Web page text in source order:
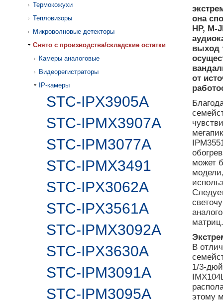
Термокожухи
Тепловизоры
Микроволновые детекторы
Cнято с производства/складские остатки
Камеры аналоговые
Видеорегистраторы
IP-камеры
STC-IPX3905A
STC-IPMX3907A
STC-IPM3077A
STC-IPMX3491
STC-IPX3062A
STC-IPX3561A
STC-IPMX3092A
STC-IPX3630A
STC-IPM3091A
STC-IPM3095A
она
HP, M-
выход
от
может
матриц.
В
1/3-
этому